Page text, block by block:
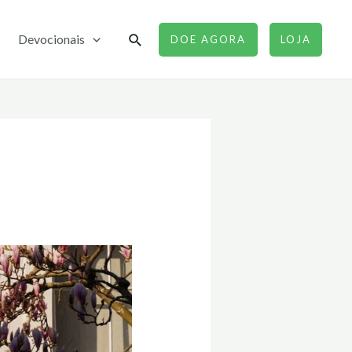
Devocionais PesquisarDOE AGORA LOJA